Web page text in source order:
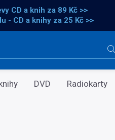
CD a knih za 89 Kč >>
- CD a knihy za 25 Kč >>
DVD Radiokarty